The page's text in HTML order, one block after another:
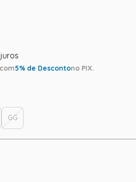
com5% de Descontono PIX.
GG